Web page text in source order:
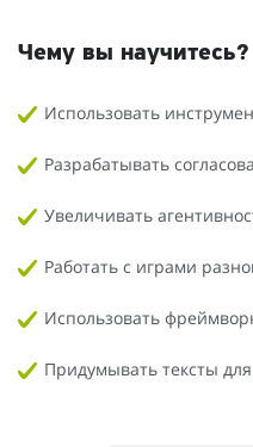
Чему вы научитесь?
Использовать
Разрабатывать
Увеличивать
Работать с играми
Использовать
Придумывать тексты